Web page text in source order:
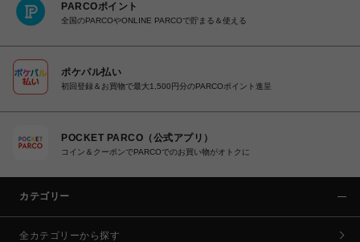
PARCOポイント
全国のPARCOやONLINE PARCOで貯まる＆使える
ポケパル払い
初回登録＆お買物で最大1,500円分のPARCOポイント進呈
POCKET PARCO（公式アプリ）
コイン＆クーポンでPARCOでのお買い物がオトクに
カテゴリー
全カテゴリーから探す